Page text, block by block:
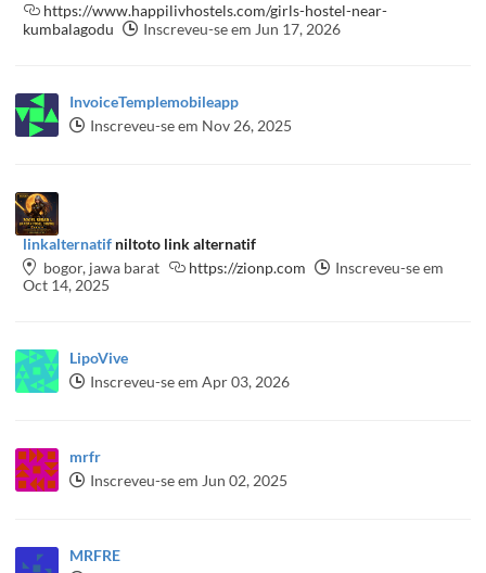
https://www.happilivhostels.com/girls-hostel-near-
kumbalagodu
Inscreveu-se em Jun 17, 2026
InvoiceTemplemobileapp
Inscreveu-se em Nov 26, 2025
linkalternatif niltoto link alternatif
bogor, jawa barat
https://zionp.com
Inscreveu-se em
Oct 14, 2025
LipoVive
Inscreveu-se em Apr 03, 2026
mrfr
Inscreveu-se em Jun 02, 2025
MRFRE